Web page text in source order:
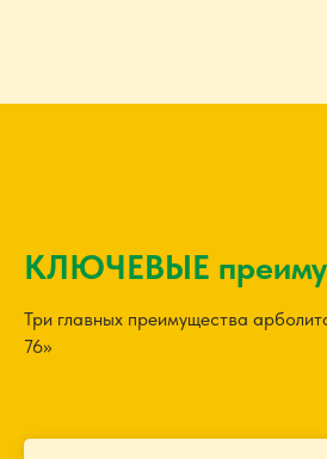
КЛЮЧЕВЫЕ
Три главных преимущества
76»